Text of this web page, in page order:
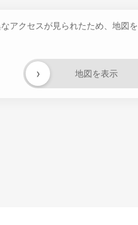
アクセスが見られたため、地図
地図を表示
›